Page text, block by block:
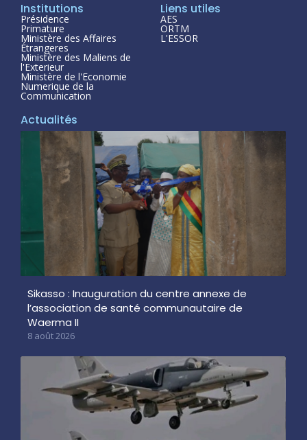
Institutions
Présidence
Primature
Ministère des Affaires
Étrangeres
Ministère des Maliens de
l'Exterieur
Ministère de l'Economie
Numerique de la
Communication
Liens utiles
AES
ORTM
L'ESSOR
Actualités
Sikasso : Inauguration du centre annexe de
l’association de santé communautaire de
Waerma II
8 août 2026